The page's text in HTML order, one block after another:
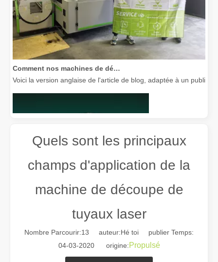
Guide 2026 : Comment les machines de découpe de tubes au laser à fibre révolutionnent la fabrication de tuyaux
Guide 2026 : Comment les machines de découpe de tubes au
Quels sont les principaux
champs d'application de la
machine de découpe de
tuyaux laser
Nombre Parcourir:13 auteur:Hé toi publier Temps:
04-03-2020 origine:Propulsé